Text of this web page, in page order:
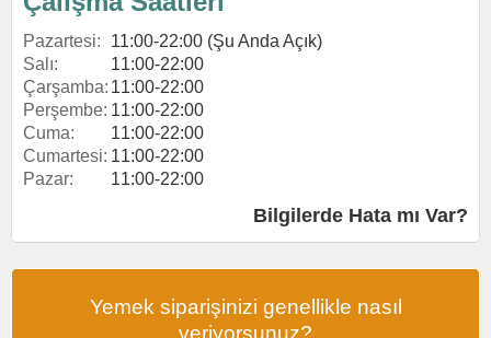
Pazartesi:
11:00-22:00 (Şu Anda Açık)
Salı:
11:00-22:00
Çarşamba: 11:00-22:00
Perşembe: 11:00-22:00
Cuma:
11:00-22:00
Cumartesi: 11:00-22:00
Pazar:
11:00-22:00
Bilgilerde Hata mı Var?
Yemek siparişinizi genellikle nasıl
veriyorsunuz?